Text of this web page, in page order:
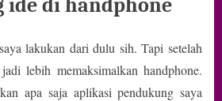
ide di handphone
lakukan dari dulu sih. Tapi setelah
lebih memaksimalkan handphone.
apa saja aplikasi pendukung saya